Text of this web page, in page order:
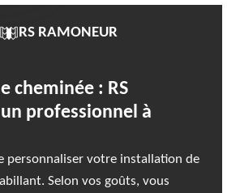
RS RAMONEUR
cheminée : RS
professionnel à
personnaliser votre installation de
Selon vos goûts, vous